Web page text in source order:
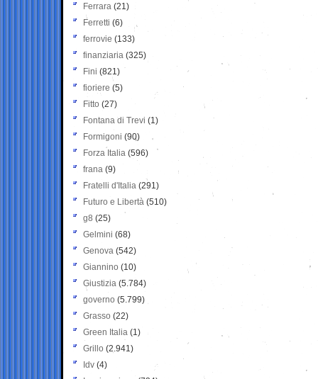
Ferrara (21)
Ferretti (6)
ferrovie (133)
finanziaria (325)
Fini (821)
fioriere (5)
Fitto (27)
Fontana di Trevi (1)
Formigoni (90)
Forza Italia (596)
frana (9)
Fratelli d'Italia (291)
Futuro e Libertà (510)
g8 (25)
Gelmini (68)
Genova (542)
Giannino (10)
Giustizia (5.784)
governo (5.799)
Grasso (22)
Green Italia (1)
Grillo (2.941)
Idv (4)